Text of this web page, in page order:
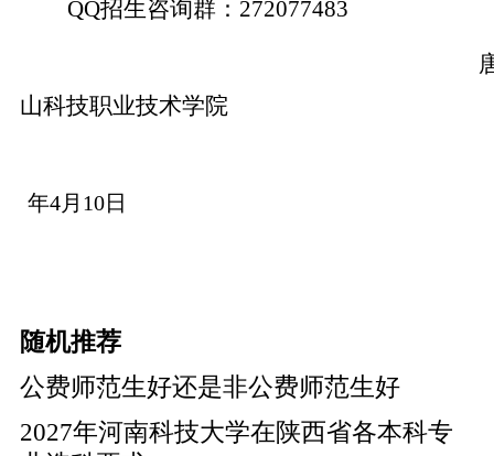
QQ招生咨询群：272077483
山科技职业技术学院
年4月 10日
随机推荐
公费师范生好还是非公费师范生好
2027年河南科技大学在陕西省各本科专